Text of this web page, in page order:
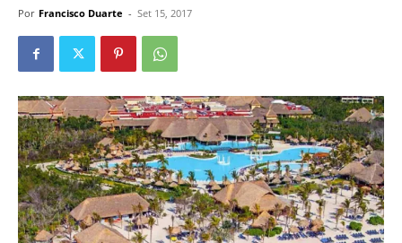
Por Francisco Duarte - Set 15, 2017